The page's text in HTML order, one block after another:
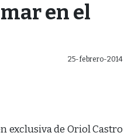
en el
25-febrero-2014
exclusiva de Oriol Castro